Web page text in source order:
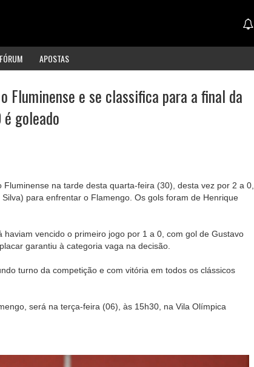
FÓRUM APOSTAS
Fluminense e se classifica para a final da
é goleado
Fluminense na tarde desta quarta-feira (30), desta vez por 2 a 0,
para enfrentar o Flamengo. Os gols foram de Henrique
haviam vencido o primeiro jogo por 1 a 0, com gol de Gustavo
garantiu à categoria vaga na decisão.
turno da competição e com vitória em todos os clássicos
será na terça-feira (06), às 15h30, na Vila Olímpica